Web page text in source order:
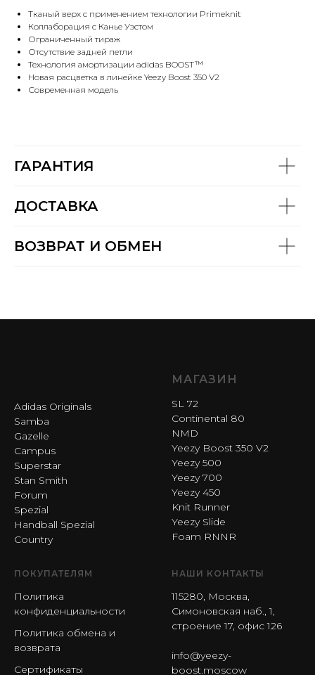
Тканый верх с применением технологии Primeknit
Коллаборация с Канье Уэстом
Ограниченный тираж
Отсутствие задней петли
Технология амортизации adidas BOOST™
Новая расцветка в линейке Yeezy Boost 350 V2
Современная модель
ГАРАНТИЯ
ДОСТАВКА
ВОЗВРАТ И ОБМЕН
Adidas Originals
Samba
Gazelle
Campus
Superstar
Stan Smith
Forum
Spezial
Handball Spezial
Country
МАГАЗИН
SL 72
Continental 80
NMD
Yeezy Boost 350 V2
Yeezy 500
Yeezy 700
Yeezy 450
Knit Runner
Yeezy Slide
Foam RNNR
ПОКУПАТЕЛЯМ
Политика
конфиденциальности
Политика обмена и
возврата
Сертификаты
НАШИ КОНТАКТЫ
115280, Москва,
Симоновская наб., 1,
строение 17, офис 126
info@yeezy-
boost.moscow